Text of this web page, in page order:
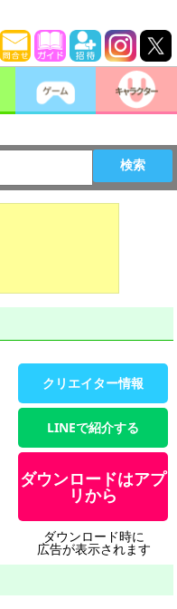
検索
クリエイター情報
LINEで紹介する
ダウンロードはアプ
リから
ダウンロード時に
広告が表示されます